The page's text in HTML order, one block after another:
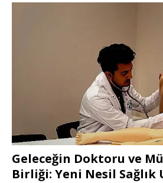
Geleceğin Doktoru ve
Birliği: Yeni Nesil Sağlık